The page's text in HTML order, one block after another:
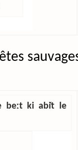
beːt ki abi̜t le